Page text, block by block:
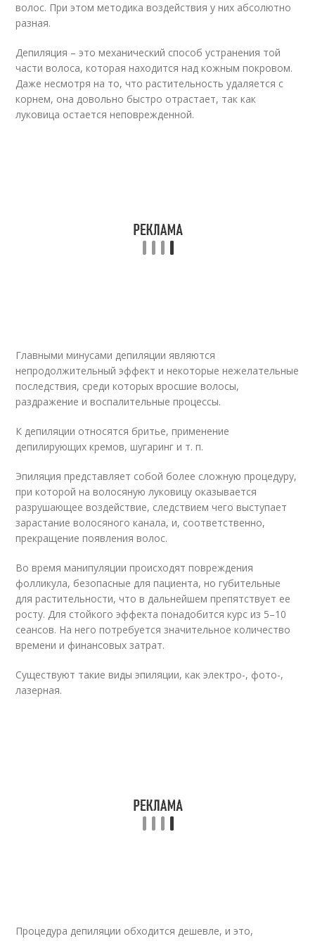
волос. При этом методика воздействия у них абсолютно
разная.
Депиляция – это механический способ устранения той
части волоса, которая находится над кожным покровом.
Даже несмотря на то, что растительность удаляется с
корнем, она довольно быстро отрастает, так как
луковица остается неповрежденной.
Главными минусами депиляции являются
непродолжительный эффект и некоторые нежелательные
последствия, среди которых вросшие волосы,
раздражение и воспалительные процессы.
К депиляции относятся бритье, применение
депилирующих кремов, шугаринг и т. п.
Эпиляция представляет собой более сложную процедуру,
при которой на волосяную луковицу оказывается
разрушающее воздействие, следствием чего выступает
зарастание волосяного канала, и, соответственно,
прекращение появления волос.
Во время манипуляции происходят повреждения
фолликула, безопасные для пациента, но губительные
для растительности, что в дальнейшем препятствует ее
росту. Для стойкого эффекта понадобится курс из 5–10
сеансов. На него потребуется значительное количество
времени и финансовых затрат.
Существуют такие виды эпиляции, как электро-, фото-,
лазерная.
Процедура депиляции обходится дешевле, и это,